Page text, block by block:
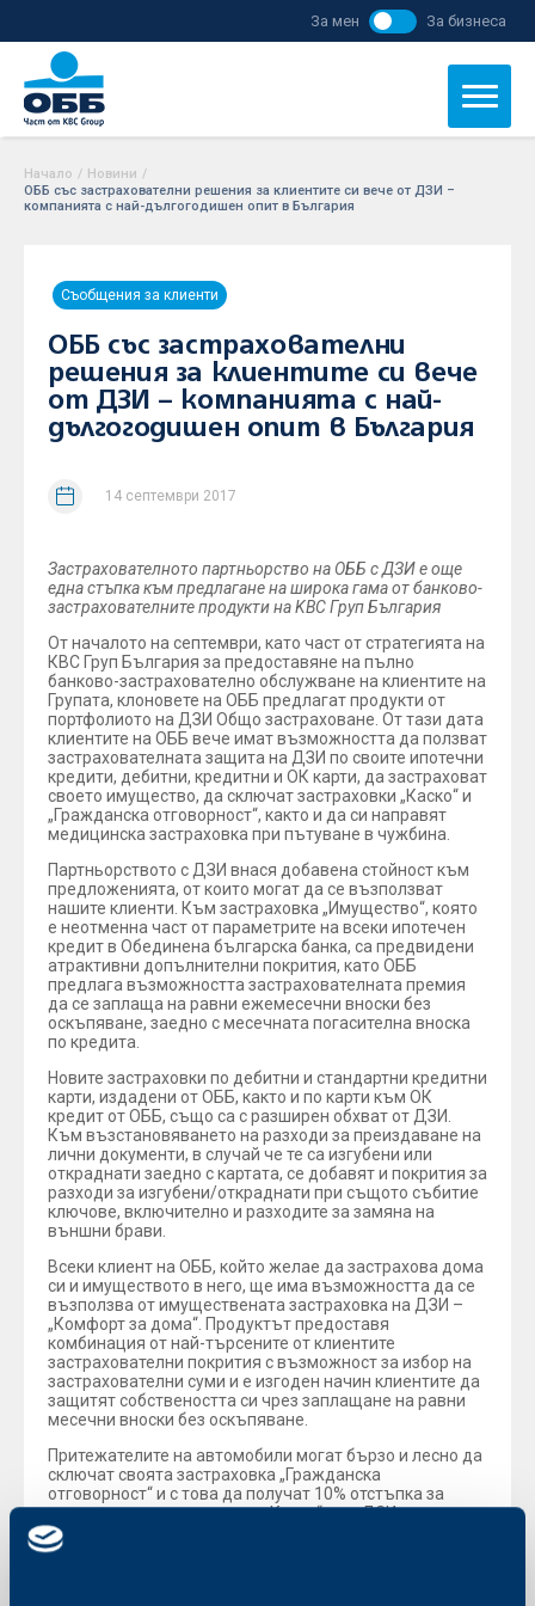
За мен За бизнеса
Начало / Новини /
ОББ със застрахователни решения за клиентите си вече от ДЗИ –
компанията с най-дългогодишен опит в България
Съобщения за клиенти
ОББ със застрахователни
решения за клиентите си вече
от ДЗИ – компанията с най-
дългогодишен опит в България
14 септември 2017
Застрахователното партньорство на ОББ с ДЗИ е още
една стъпка към предлагане на широка гама от банково-
застрахователните продукти на KBC Груп България
От началото на септември, като част от стратегията на
КВС Груп България за предоставяне на пълно
банково-застрахователно обслужване на клиентите на
Групата, клоновете на ОББ предлагат продукти от
портфолиото на ДЗИ Общо застраховане. От тази дата
клиентите на ОББ вече имат възможността да ползват
застрахователната защита на ДЗИ по своите ипотечни
кредити, дебитни, кредитни и ОК карти, да застраховат
своето имущество, да сключат застраховки „Каско“ и
„Гражданска отговорност“, както и да си направят
медицинска застраховка при пътуване в чужбина.
Партньорството с ДЗИ внася добавена стойност към
предложенията, от които могат да се възползват
нашите клиенти. Към застраховка „Имущество“, която
е неотменна част от параметрите на всеки ипотечен
кредит в Обединена българска банка, са предвидени
атрактивни допълнителни покрития, като ОББ
предлага възможността застрахователната премия
да се заплаща на равни ежемесечни вноски без
оскъпяване, заедно с месечната погасителна вноска
по кредита.
Новите застраховки по дебитни и стандартни кредитни
карти, издадени от ОББ, както и по карти към ОК
кредит от ОББ, също са с разширен обхват от ДЗИ.
Към възстановяването на разходи за преиздаване на
лични документи, в случай че те са изгубени или
откраднати заедно с картата, се добавят и покрития за
разходи за изгубени/откраднати при същото събитие
ключове, включително и разходите за замяна на
външни брави.
Всеки клиент на ОББ, който желае да застрахова дома
си и имуществото в него, ще има възможността да се
възползва от имуществената застраховка на ДЗИ –
„Комфорт за дома“. Продуктът предоставя
комбинация от най-търсените от клиентите
застрахователни покрития с възможност за избор на
застрахователни суми и е изгоден начин клиентите да
защитят собствеността си чрез заплащане на равни
месечни вноски без оскъпяване.
Притежателите на автомобили могат бързо и лесно да
сключат своята застраховка „Гражданска
отговорност“ и с това да получат 10% отстъпка за
сключване на застраховка „Каско“ към ДЗИ във всеки
клон на банката. Притежателите на кредитни карти от
ОББ могат да се възползват и от удобството на